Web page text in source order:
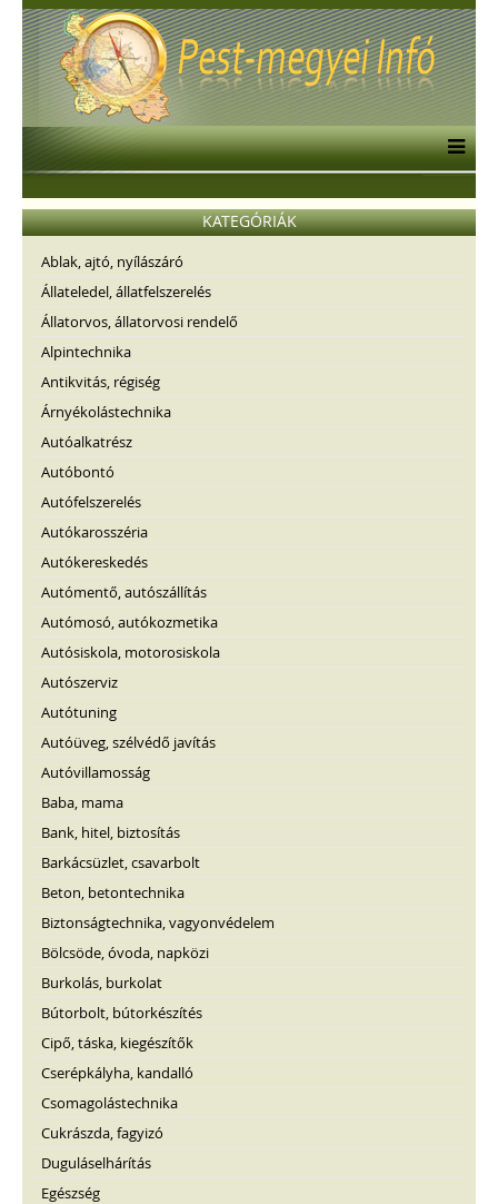
KATEGÓRIÁK
Ablak, ajtó, nyílászáró
Állateledel, állatfelszerelés
Állatorvos, állatorvosi rendelő
Alpintechnika
Antikvitás, régiség
Árnyékolástechnika
Autóalkatrész
Autóbontó
Autófelszerelés
Autókarosszéria
Autókereskedés
Autómentő, autószállítás
Autómosó, autókozmetika
Autósiskola, motorosiskola
Autószerviz
Autótuning
Autóüveg, szélvédő javítás
Autóvillamosság
Baba, mama
Bank, hitel, biztosítás
Barkácsüzlet, csavarbolt
Beton, betontechnika
Biztonságtechnika, vagyonvédelem
Bölcsöde, óvoda, napközi
Burkolás, burkolat
Bútorbolt, bútorkészítés
Cipő, táska, kiegészítők
Cserépkályha, kandalló
Csomagolástechnika
Cukrászda, fagyizó
Duguláselhárítás
Egészség